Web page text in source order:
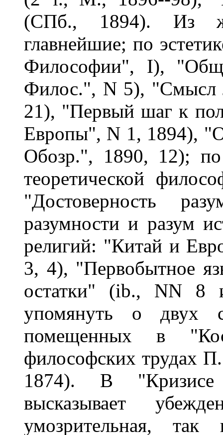
(СПб., 1894). Из
главнейшие; по
Философии", I),
Филос.", N 5), "Смысл
21), "Первый шаг к
Европы", N 1, 1894),
Обозр.", 1890, 12); по
теоретической
"Достоверность
разумности и разум
религий: "Китай и
3, 4), "Первобытное
остатки" (ib., NN 8
упомянуть о двух
помещенных в
философских
1874). В
высказывает
умозрительная,